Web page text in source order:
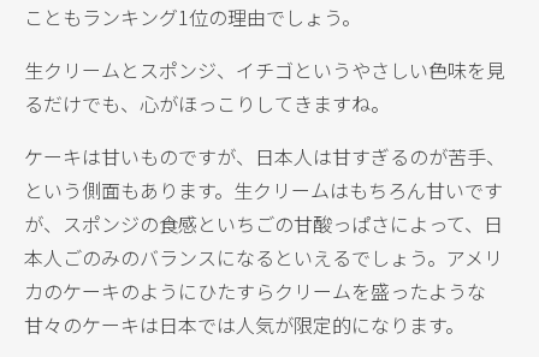
こともランキング1位の理由でしょう。
生クリームとスポンジ、イチゴというやさしい色味を見
るだけでも、心がほっこりしてきますね。
ケーキは甘いものですが、日本人は甘すぎるのが苦手、
という側面もあります。生クリームはもちろん甘いです
が、スポンジの食感といちごの甘酸っぱさによって、日
本人ごのみのバランスになるといえるでしょう。アメリ
カのケーキのようにひたすらクリームを盛ったような
甘々のケーキは日本では人気が限定的になります。